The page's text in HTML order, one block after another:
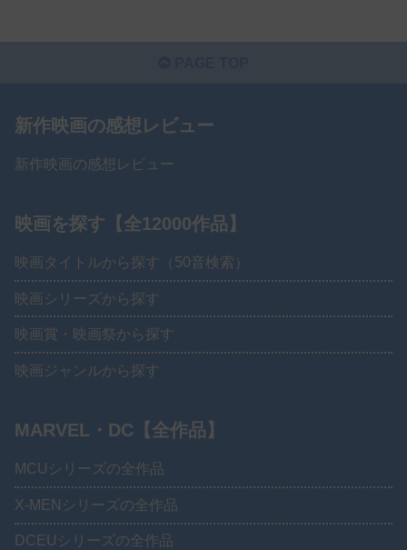
新作映画の感想レビュー
新作映画の感想レビュー
映画を探す【全12000作品】
映画タイトルから探す（50音検索）
映画シリーズから探す
映画賞・映画祭から探す
映画ジャンルから探す
MARVEL・DC【全作品】
MCUシリーズの全作品
X-MENシリーズの全作品
DCEUシリーズの全作品